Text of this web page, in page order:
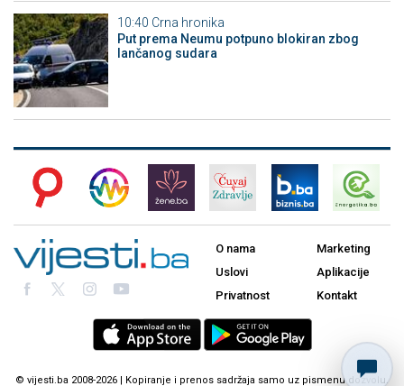
10:40 Crna hronika
Put prema Neumu potpuno blokiran zbog
lančanog sudara
O nama
Uslovi
Privatnost
Marketing
Aplikacije
Kontakt
© vijesti.ba 2008-2026 | Kopiranje i prenos sadržaja samo uz pismenu dozvolu.